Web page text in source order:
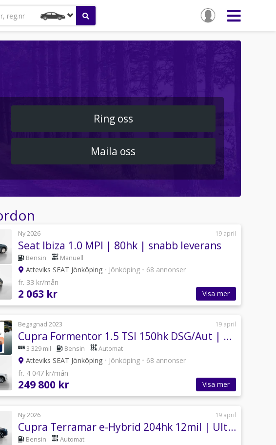
reg.nr
Ring oss
Maila oss
Ny 2026 19 april
Seat Ibiza 1.0 MPI | 80hk | snabb leverans
Bensin Manuell
Atteviks SEAT Jönköping • Jönköping • 68 annonser
fr. 33 kr/mån
2 063 kr Visa mer
Begagnad 2023 19 april
Cupra Formentor 1.5 TSI 150hk DSG/Aut | BEATS | Ellucka |...
3 329 mil Bensin Automat
Atteviks SEAT Jönköping • Jönköping • 68 annonser
fr. 4 047 kr/mån
249 800 kr Visa mer
Ny 2026 19 april
Cupra Terramar e-Hybrid 204hk 12mil | Ultimate Edge | Dragkrok
Bensin Automat